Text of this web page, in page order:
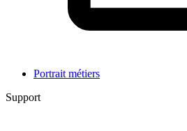
Portrait métiers
Support